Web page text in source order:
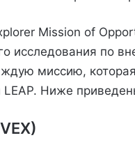
Mission of
исследования по
миссию,
Ниже